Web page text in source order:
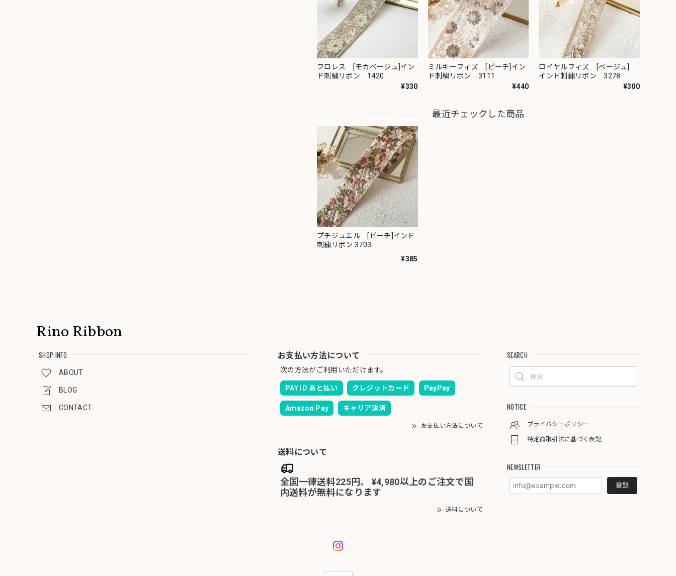
フロレス [モカベージュ]イン
ド刺繍リボン 1420
¥330
ミルキーフィズ [ピーチ]イン
ド刺繍リボン 3111
¥440
ロイヤルフィズ [ベージュ]
インド刺繍リボン 3278
¥300
最近チェックした商品
プチジュエル [ピーチ]インド
刺繍リボン 3703
¥385
Rino Ribbon
SHOP INFO
ABOUT
BLOG
CONTACT
お支払い方法について
次の方法がご利用いただけます。
PAY ID あと払い クレジットカード PayPay
Amazon Pay キャリア決済
お支払い方法について
送料について
全国一律送料225円。 ¥4,980以上のご注文で国
内送料が無料になります
送料について
SEARCH
NOTICE
プライバシーポリシー
特定商取引法に基づく表記
NEWSLETTER
登録